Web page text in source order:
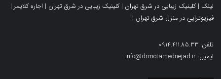
لینک |کلینیک زیبایی در شرق تهران |کلینیک زیبایی در شرق تهران | اجاره کلایمر |
فیزیوتراپی در منزل شرق تهران |
تلفن: 0914.411.85.33
ایمیل: info@drmotamednejad.ir